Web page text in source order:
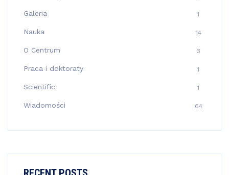
Galeria 1
Nauka 14
O Centrum 3
Praca i doktoraty 1
Scientific 1
Wiadomości 64